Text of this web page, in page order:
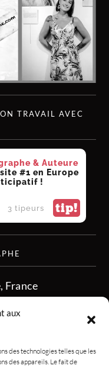
aux
des technologies telles que les
des appareils. Le fait de
TRAVAIL AVEC
& Auteure
#1 en Europe
!
3 tipeurs tip!
France
gmail.com